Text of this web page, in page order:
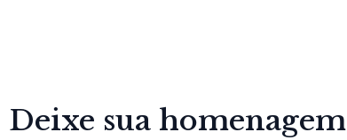
Deixe sua homenagem